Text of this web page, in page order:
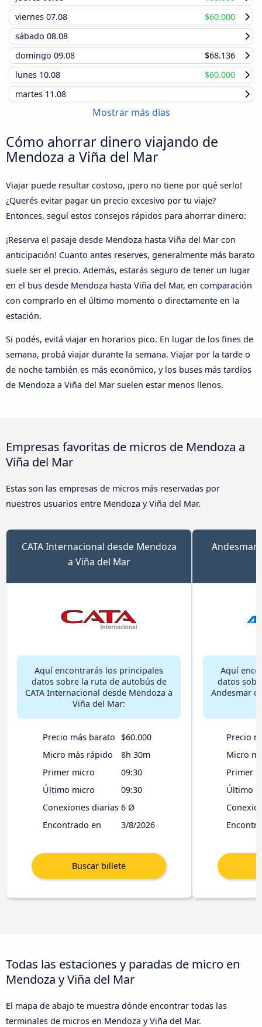
viernes 07.08
$60.000
sábado 08.08
domingo 09.08
$68.136
lunes 10.08
$60.000
martes 11.08
Mostrar más días
Cómo ahorrar dinero viajando de
Mendoza a Viña del Mar
Viajar puede resultar costoso, ¡pero no tiene por qué serlo!
¿Querés evitar pagar un precio excesivo por tu viaje?
Entonces, seguí estos consejos rápidos para ahorrar dinero:
¡Reserva el pasaje desde Mendoza hasta Viña del Mar con
anticipación! Cuanto antes reserves, generalmente más barato
suele ser el precio. Además, estarás seguro de tener un lugar
en el bus desde Mendoza hasta Viña del Mar, en comparación
con comprarlo en el último momento o directamente en la
estación.
Si podés, evitá viajar en horarios pico. En lugar de los fines de
semana, probá viajar durante la semana. Viajar por la tarde o
de noche también es más económico, y los buses más tardíos
de Mendoza a Viña del Mar suelen estar menos llenos.
Empresas favoritas de micros de Mendoza a
Viña del Mar
Estas son las empresas de micros más reservadas por
nuestros usuarios entre Mendoza y Viña del Mar.
CATA Internacional desde Mendoza
a Viña del Mar
Aquí encontrarás los principales
datos sobre la ruta de autobús de
CATA Internacional desde Mendoza a
Viña del Mar:
Precio más barato
$60.000
Micro más rápido
8h 30m
Primer micro
09:30
Último micro
09:30
Conexiones diarias 6 Ø
Encontrado en
3/8/2026
Andesmar
Aquí
datos
Andesmar
Precio
Micro
Primer
Último
Todas las estaciones y paradas de micro en
Mendoza y Viña del Mar
El mapa de abajo te muestra dónde encontrar todas las
terminales de micros en Mendoza y Viña del Mar.